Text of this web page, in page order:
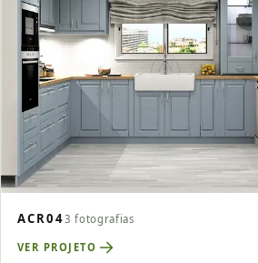
ACR043 fotografias
VER PROJETO